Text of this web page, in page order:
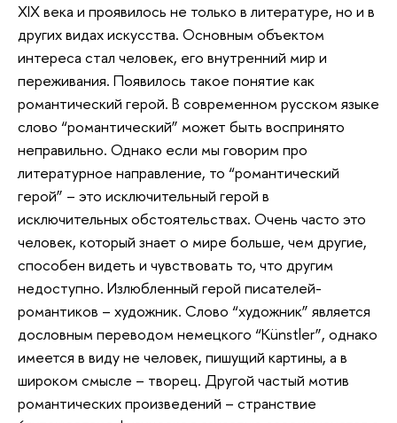
XIX века и проявилось не только в литературе, но и в
других видах искусства. Основным объектом
интереса стал человек, его внутренний мир и
переживания. Появилось такое понятие как
романтический герой. В современном русском языке
слово “романтический” может быть воспринято
неправильно. Однако если мы говорим про
литературное направление, то “романтический
герой” – это исключительный герой в
исключительных обстоятельствах. Очень часто это
человек, который знает о мире больше, чем другие,
способен видеть и чувствовать то, что другим
недоступно. Излюбленный герой писателей-
романтиков – художник. Слово “художник” является
дословным переводом немецкого “Künstler”, однако
имеется в виду не человек, пишущий картины, а в
широком смысле – творец. Другой частый мотив
романтических произведений – странствие